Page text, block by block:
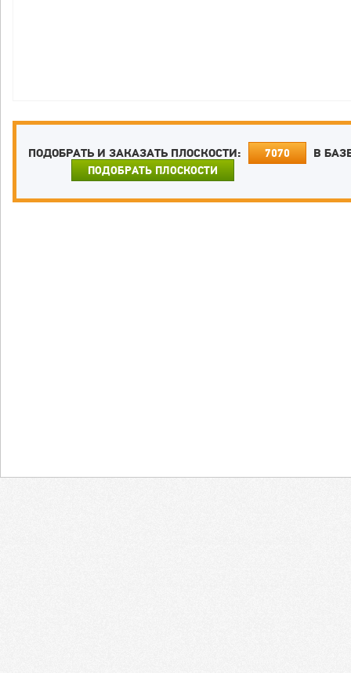
ПОДОБРАТЬ И ЗАКАЗАТЬ ПЛОСКОСТИ: 7070 В
ПОДОБРАТЬ ПЛОСКОСТИ